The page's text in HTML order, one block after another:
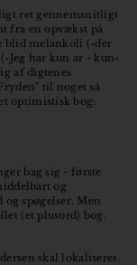
ret gennemsnitligt
fra en opvækst på
blid melankoli (»der
har kun ar - kun«
af digtenes
til noget så
optimistisk bog:
bag sig - første
og
spøgelser. Men
(et plusord) bog.
skal lokaliseres.